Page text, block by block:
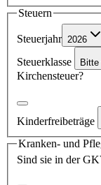
Steuern
Steuerjahr 2026
Steuerklasse Bitte
Kirchensteuer?
Kinderfreibeträge
Kranken- und
Sind sie in der